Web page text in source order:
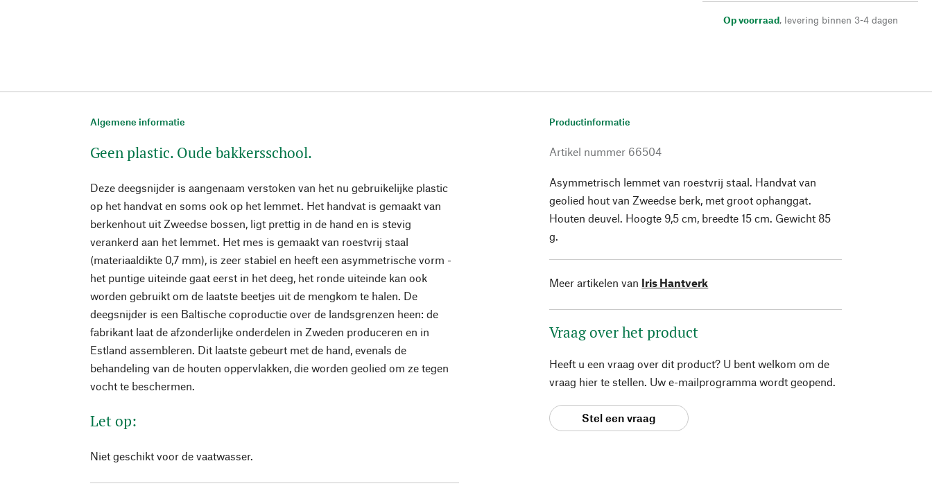
Op voorraad, levering binnen 3-4 dagen
Algemene informatie
Geen plastic. Oude bakkersschool.
Deze deegsnijder is aangenaam verstoken van het nu gebruikelijke plastic
op het handvat en soms ook op het lemmet. Het handvat is gemaakt van
berkenhout uit Zweedse bossen, ligt prettig in de hand en is stevig
verankerd aan het lemmet. Het mes is gemaakt van roestvrij staal
(materiaaldikte 0,7 mm), is zeer stabiel en heeft een asymmetrische vorm -
het puntige uiteinde gaat eerst in het deeg, het ronde uiteinde kan ook
worden gebruikt om de laatste beetjes uit de mengkom te halen. De
deegsnijder is een Baltische coproductie over de landsgrenzen heen: de
fabrikant laat de afzonderlijke onderdelen in Zweden produceren en in
Estland assembleren. Dit laatste gebeurt met de hand, evenals de
behandeling van de houten oppervlakken, die worden geolied om ze tegen
vocht te beschermen.
Let op:
Niet geschikt voor de vaatwasser.
Productinformatie
Artikel nummer 66504
Asymmetrisch lemmet van roestvrij staal. Handvat van
geolied hout van Zweedse berk, met groot ophanggat.
Houten deuvel. Hoogte 9,5 cm, breedte 15 cm. Gewicht 85
g.
Meer artikelen van Iris Hantverk
Vraag over het product
Heeft u een vraag over dit product? U bent welkom om de
vraag hier te stellen. Uw e-mailprogramma wordt geopend.
Stel een vraag